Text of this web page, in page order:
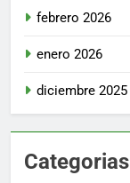
febrero 2026
enero 2026
diciembre 2025
Categorias